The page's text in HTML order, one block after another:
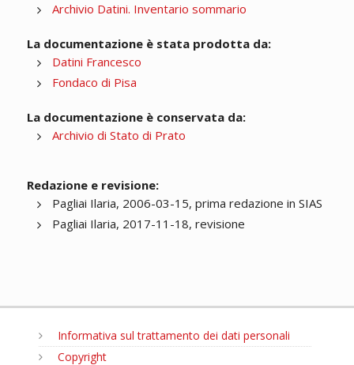
Archivio Datini. Inventario sommario
La documentazione è stata prodotta da:
Datini Francesco
Fondaco di Pisa
La documentazione è conservata da:
Archivio di Stato di Prato
Redazione e revisione:
Pagliai Ilaria, 2006-03-15, prima redazione in SIAS
Pagliai Ilaria, 2017-11-18, revisione
Informativa sul trattamento dei dati personali
Copyright